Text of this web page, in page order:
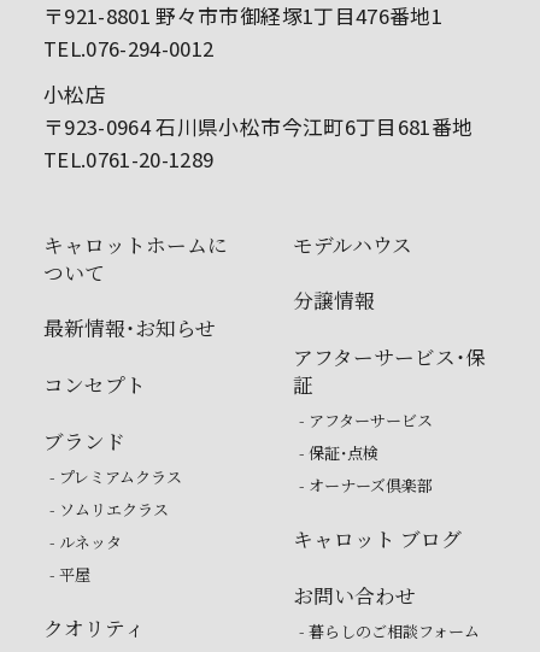
〒921-8801 野々市市御経塚1丁目476番地1
TEL.076-294-0012
小松店
〒923-0964 石川県小松市今江町6丁目681番地
TEL.0761-20-1289
キャロットホームに
ついて
最新情報・お知らせ
コンセプト
ブランド
- プレミアムクラス
- ソムリエクラス
- ルネッタ
- 平屋
クオリティ
モデルハウス
分譲情報
アフターサービス・保
証
- アフターサービス
- 保証・点検
- オーナーズ倶楽部
キャロット ブログ
お問い合わせ
- 暮らしのご相談フォーム